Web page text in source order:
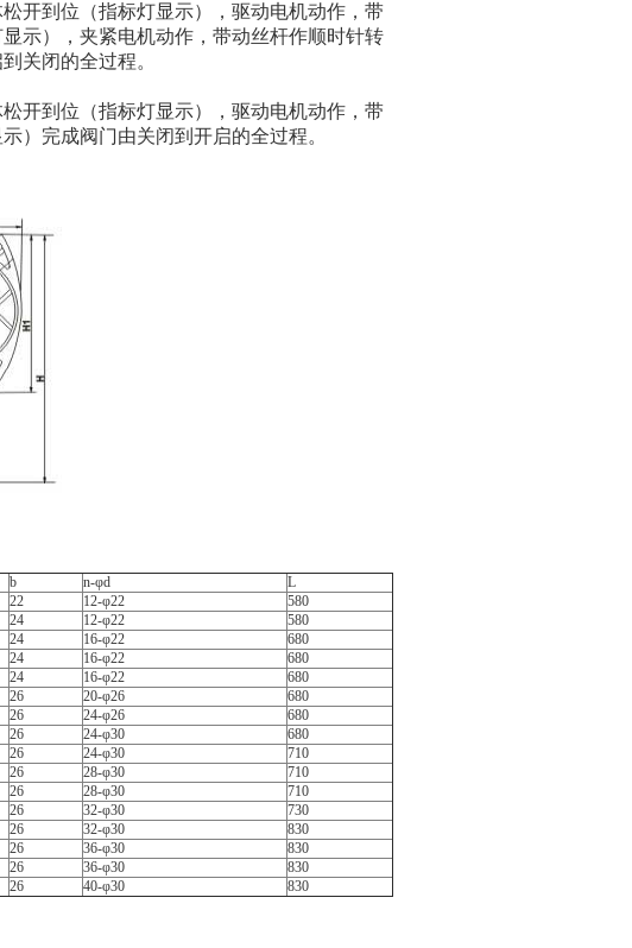
到位（指标灯显示），驱动电机动作，带
示），夹紧电机动作，带动丝杆作顺时针转
关闭的全过程。
到位（指标灯显示），驱动电机动作，带
）完成阀门由关闭到开启的全过程。
b n-φd
L
22 12-φ22
580
24 12-φ22
580
24 16-φ22
680
24 16-φ22
680
24 16-φ22
680
26 20-φ26
680
26 24-φ26
680
26 24-φ30
680
26 24-φ30
710
26 28-φ30
710
26 28-φ30
710
26 32-φ30
730
26 32-φ30
830
26 36-φ30
830
26 36-φ30
830
26 40-φ30 830